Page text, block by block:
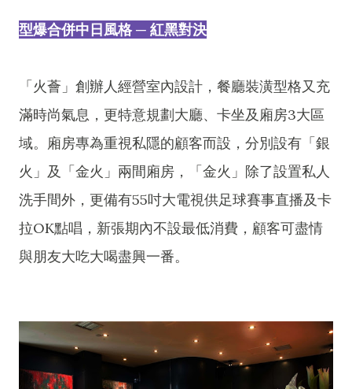
型爆合併中日風格 ─ 紅黑對決
「火薈」創辦人經營室內設計，餐廳裝潢型格又充
滿時尚氣息，更特意規劃大廳、卡坐及廂房3大區
域。廂房專為重視私隱的顧客而設，分別設有「銀
火」及「金火」兩間廂房，「金火」除了設置私人
洗手間外，更備有55吋大電視供足球賽事直播及卡
拉OK點唱，新張期內不設最低消費，顧客可盡情
與朋友大吃大喝盡興一番。